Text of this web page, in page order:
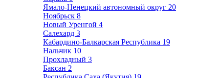
Ямало-Ненецкий автономный округ 20
Ноябрьск 8
Новый Уренгой 4
Салехард 3
Кабардино-Балкарская Республика 19
Нальчик 10
Прохладный 3
Баксан 2